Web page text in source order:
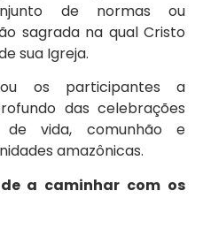
de normas ou
sagrada na qual Cristo
sua Igreja.
os participantes a
das celebrações
vida, comunhão e
amazônicas.
a caminhar com os